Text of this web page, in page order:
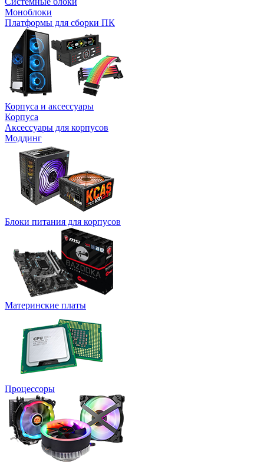
Моноблоки
Платформы для сборки ПК
Корпуса и аксессуары
Корпуса
Аксессуары для корпусов
Моддинг
Блоки питания для корпусов
Материнские платы
Процессоры